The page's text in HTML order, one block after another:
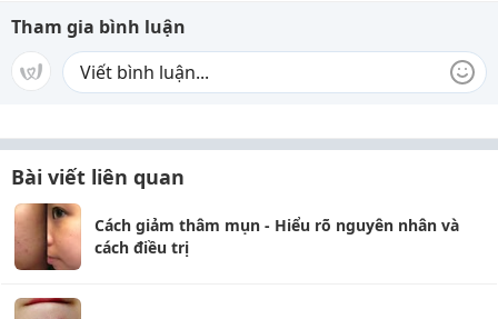
Tham gia bình luận
Bài viết liên quan
Cách giảm thâm mụn - Hiểu rõ nguyên nhân và
cách điều trị